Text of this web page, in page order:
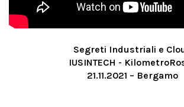
Segreti Industriali e
IUSINTECH -
21.11.2021 – Bergamo